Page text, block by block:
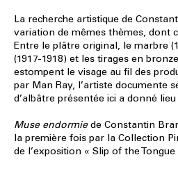
La recherche artistique de
variation de mêmes thèmes, dont
Entre le plâtre original, le marbre
(1917-1918) et les tirages en
estompent le visage au fil des
par Man Ray, l’artiste documente
d’albâtre présentée ici a donné
Muse endormiede Constantin
la première fois par la Collection
de l’exposition « Slip of the